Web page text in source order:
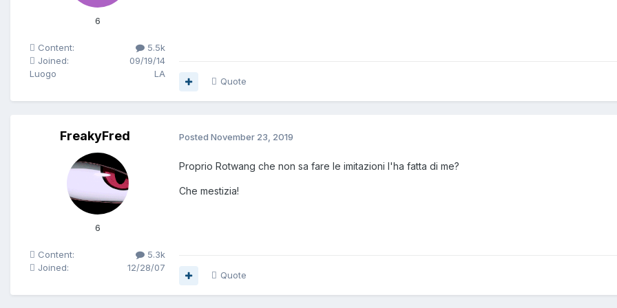
6
Content:
5.5k
Joined:
09/19/14
Luogo
LA
Quote
FreakyFred
6
Content:
5.3k
Joined:
12/28/07
Posted November 23, 2019
Proprio Rotwang che non sa fare le imitazioni l'ha fatta di me?
Che mestizia!
Quote